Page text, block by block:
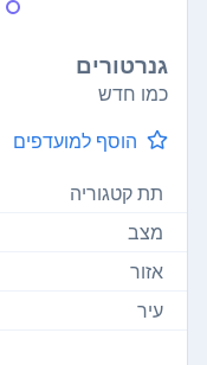
גנרטורים
כמו חדש
הוסף למועדפים
תת קטגוריה
מצב
אזור
עיר